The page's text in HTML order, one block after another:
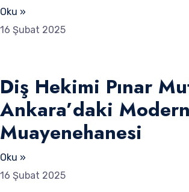
Oku »
16 Şubat 2025
Diş Hekimi Pınar
Ankara’daki Modern
Muayenehanesi
Oku »
16 Şubat 2025